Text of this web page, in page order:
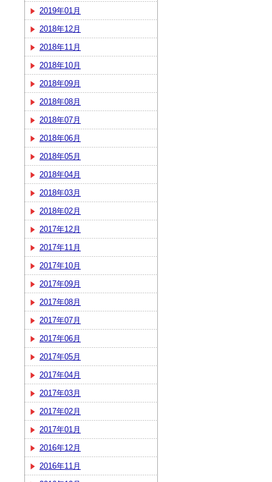
2019年01月
2018年12月
2018年11月
2018年10月
2018年09月
2018年08月
2018年07月
2018年06月
2018年05月
2018年04月
2018年03月
2018年02月
2017年12月
2017年11月
2017年10月
2017年09月
2017年08月
2017年07月
2017年06月
2017年05月
2017年04月
2017年03月
2017年02月
2017年01月
2016年12月
2016年11月